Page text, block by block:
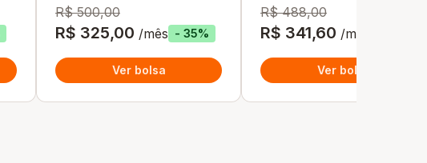
R$ 500,00
R$ 325,00 /mês - 35%
Ver bolsa
R$ 488,00
R$ 341,60 /mês
Ver bolsa